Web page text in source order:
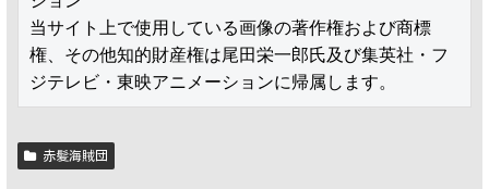
当サイト上で使用している画像の著作権および商標
権、その他知的財産権は尾田栄一郎氏及び集英社・フ
ジテレビ・東映アニメーションに帰属します。
赤髪海賊団